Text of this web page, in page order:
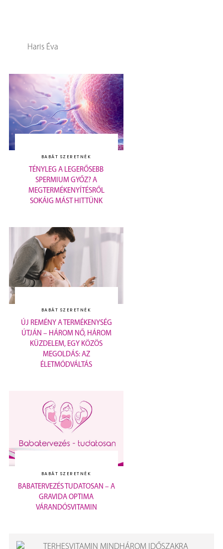
Haris Éva
BABÁT SZERETNÉK
TÉNYLEG A LEGERŐSEBB
SPERMIUM GYŐZ? A
MEGTERMÉKENYÍTÉSRŐL
SOKÁIG MÁST HITTÜNK
BABÁT SZERETNÉK
ÚJ REMÉNY A TERMÉKENYSÉG
ÚTJÁN – HÁROM NŐ, HÁROM
KÜZDELEM, EGY KÖZÖS
MEGOLDÁS: AZ
ÉLETMÓDVÁLTÁS
BABÁT SZERETNÉK
BABATERVEZÉS TUDATOSAN – A
GRAVIDA OPTIMA
VÁRANDÓSVITAMIN